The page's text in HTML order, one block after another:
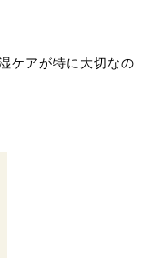
ケアが特に大切なの